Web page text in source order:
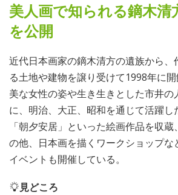
美人画で知られる鏑木清
を公開
近代日本画家の鏑木清方の遺族から、
る土地や建物を譲り受けて1998年に
美な女性の姿や生き生きとした市井の
に、明治、大正、昭和を通じて活躍
「朝夕安居」といった絵画作品を収
の他、日本画を描くワークショップな
イベントも開催している。
見どころ